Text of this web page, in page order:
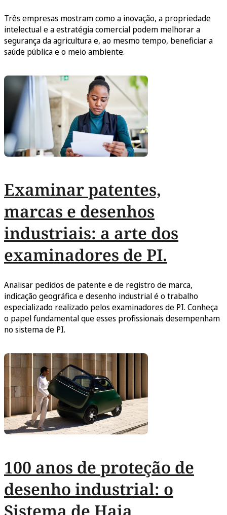
Três empresas mostram como a inovação, a propriedade
intelectual e a estratégia comercial podem melhorar a
segurança da agricultura e, ao mesmo tempo, beneficiar a
saúde pública e o meio ambiente.
Examinar patentes,
marcas e desenhos
industriais: a arte dos
examinadores de PI.
Analisar pedidos de patente e de registro de marca,
indicação geográfica e desenho industrial é o trabalho
especializado realizado pelos examinadores de PI. Conheça
o papel fundamental que esses profissionais desempenham
no sistema de PI.
100 anos de proteção de
desenho industrial: o